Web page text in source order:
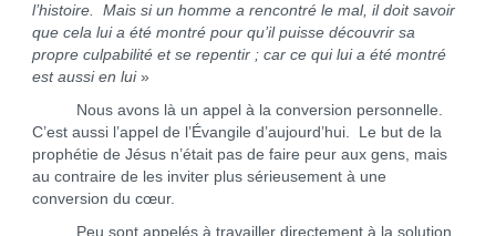
l’histoire. Mais si un homme a rencontré le mal, il doit savoir
que cela lui a été montré pour qu’il puisse découvrir sa
propre culpabilité et se repentir ; car ce qui lui a été montré
est aussi en lui»
Nous avons là un appel à la conversion personnelle.
C’est aussi l’appel de l’Évangile d’aujourd’hui. Le but de la
prophétie de Jésus n’était pas de faire peur aux gens, mais
au contraire de les inviter plus sérieusement à une
conversion du cœur.
Peu sont appelés à travailler directement à la solution